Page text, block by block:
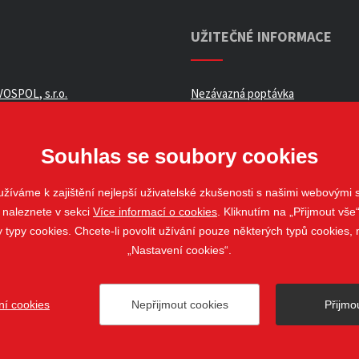
s.r.o.
UŽITEČNÉ INFORMACE
Nezávazná poptávka
Pole web@stavospol.cz
Nastavení cookies
Souhlas se soubory cookies
k zajištění nejlepší uživatelské zkušenosti s našimi webovými
v sekci Více informací o cookies . Kliknutím na „Přijmout
typy cookies. Chcete-li povolit užívání pouze některých typů cookies,
„Nastavení cookies“.
Nepřijmout cookies
cookies